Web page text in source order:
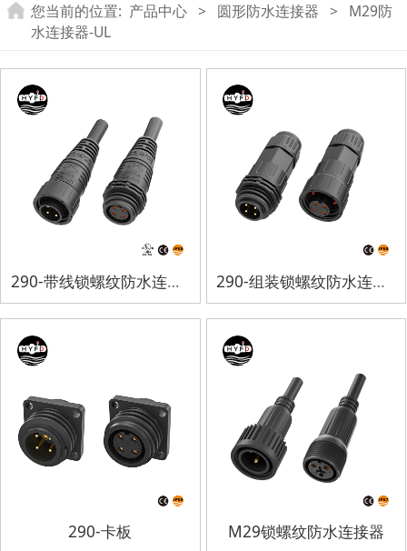
您当前的位置: 产品中心 > 圆形防水连接器 >
M29防
水连接器-UL
290-带线锁螺纹防水连接器 290-组装锁螺纹防水连接器
290-卡板 M29锁螺纹防水连接器